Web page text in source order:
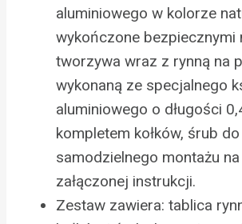
aluminiowego w kolorze
wykończone bezpiecznymi
tworzywa wraz z rynną na
wykonaną ze specjalnego
aluminiowego o długości
kompletem kołków, śrub do
samodzielnego montażu
załączonej instrukcji.
Zestaw zawiera: tablica